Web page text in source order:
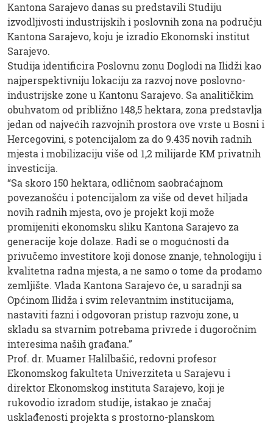
Kantona Sarajevo danas su predstavili Studiju
izvodljivosti industrijskih i poslovnih zona na području
Kantona Sarajevo, koju je izradio Ekonomski institut
Sarajevo.
Studija identificira Poslovnu zonu Doglodi na Ilidži kao
najperspektivniju lokaciju za razvoj nove poslovno-
industrijske zone u Kantonu Sarajevo. Sa analitičkim
obuhvatom od približno 148,5 hektara, zona predstavlja
jedan od najvećih razvojnih prostora ove vrste u Bosni i
Hercegovini, s potencijalom za do 9.435 novih radnih
mjesta i mobilizaciju više od 1,2 milijarde KM privatnih
investicija.
“Sa skoro 150 hektara, odličnom saobraćajnom
povezanošću i potencijalom za više od devet hiljada
novih radnih mjesta, ovo je projekt koji može
promijeniti ekonomsku sliku Kantona Sarajevo za
generacije koje dolaze. Radi se o mogućnosti da
privučemo investitore koji donose znanje, tehnologiju i
kvalitetna radna mjesta, a ne samo o tome da prodamo
zemljište. Vlada Kantona Sarajevo će, u saradnji sa
Općinom Ilidža i svim relevantnim institucijama,
nastaviti fazni i odgovoran pristup razvoju zone, u
skladu sa stvarnim potrebama privrede i dugoročnim
interesima naših građana.”
Prof. dr. Muamer Halilbašić, redovni profesor
Ekonomskog fakulteta Univerziteta u Sarajevu i
direktor Ekonomskog instituta Sarajevo, koji je
rukovodio izradom studije, istakao je značaj
usklađenosti projekta s prostorno-planskom